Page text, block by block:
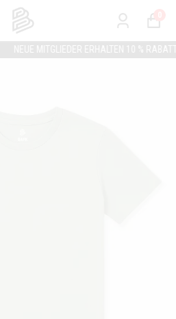
NEUE MITGLIEDER ERHALTEN 10 % RABATT!